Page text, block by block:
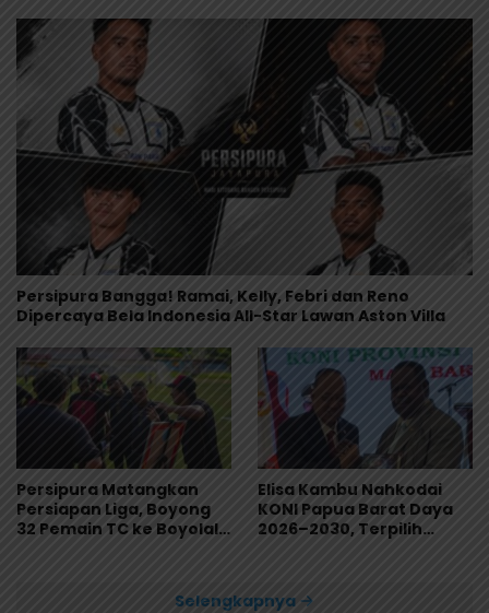
Persipura Bangga! Ramai, Kelly, Febri dan Reno
Dipercaya Bela Indonesia All-Star Lawan Aston Villa
Persipura Matangkan
Persiapan Liga, Boyong
32 Pemain TC ke Boyolali
Elisa Kambu Nahkodai
KONI Papua Barat Daya
2026–2030, Terpilih
Selengkapnya